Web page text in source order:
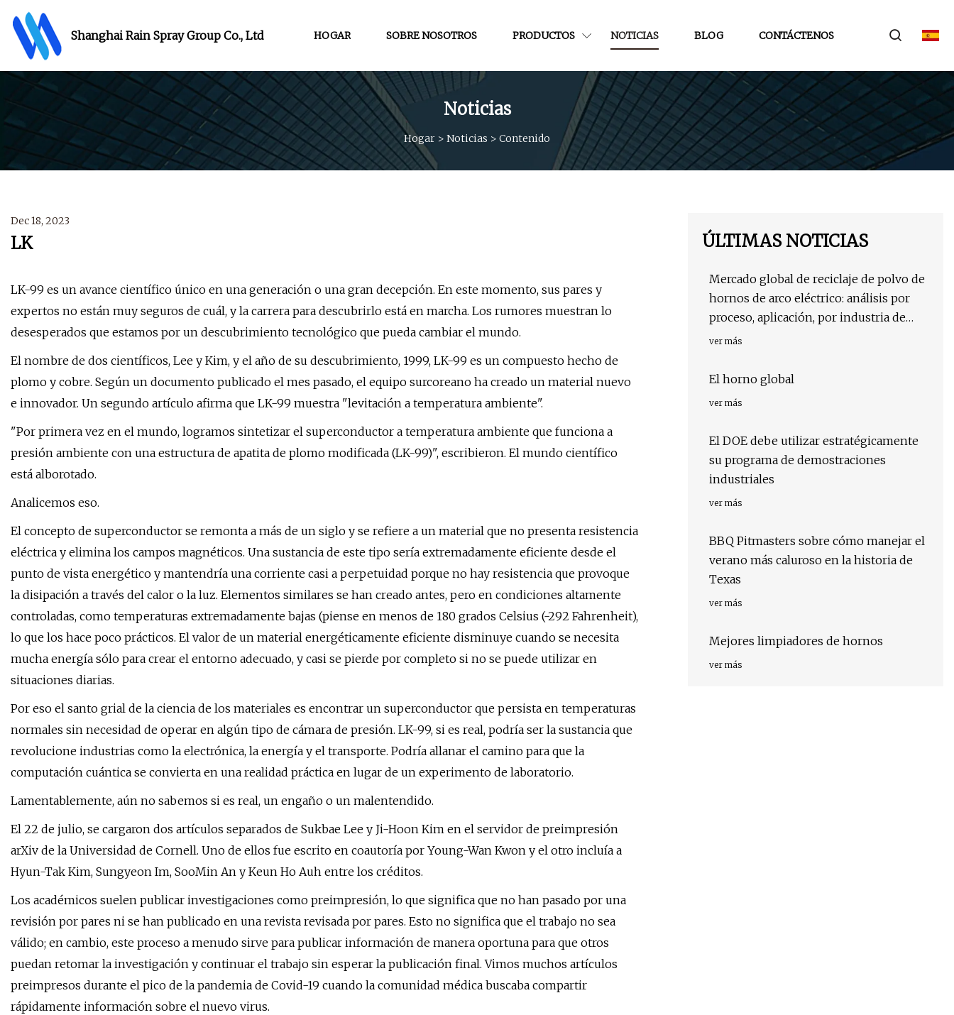
Shanghai Rain Spray Group Co., Ltd HOGAR SOBRE NOSOTROS PRODUCTOS NOTICIAS BLOG CONTÁCTENOS
Noticias
Hogar > Noticias > Contenido
Dec 18, 2023
LK
LK-99 es un avance científico único en una generación o una gran decepción. En este momento, sus pares y
expertos no están muy seguros de cuál, y la carrera para descubrirlo está en marcha. Los rumores muestran lo
desesperados que estamos por un descubrimiento tecnológico que pueda cambiar el mundo.
El nombre de dos científicos, Lee y Kim, y el año de su descubrimiento, 1999, LK-99 es un compuesto hecho de
plomo y cobre. Según un documento publicado el mes pasado, el equipo surcoreano ha creado un material nuevo
e innovador. Un segundo artículo afirma que LK-99 muestra "levitación a temperatura ambiente".
"Por primera vez en el mundo, logramos sintetizar el superconductor a temperatura ambiente que funciona a
presión ambiente con una estructura de apatita de plomo modificada (LK-99)", escribieron. El mundo científico
está alborotado.
Analicemos eso.
El concepto de superconductor se remonta a más de un siglo y se refiere a un material que no presenta resistencia
eléctrica y elimina los campos magnéticos. Una sustancia de este tipo sería extremadamente eficiente desde el
punto de vista energético y mantendría una corriente casi a perpetuidad porque no hay resistencia que provoque
la disipación a través del calor o la luz. Elementos similares se han creado antes, pero en condiciones altamente
controladas, como temperaturas extremadamente bajas (piense en menos de 180 grados Celsius (-292 Fahrenheit),
lo que los hace poco prácticos. El valor de un material energéticamente eficiente disminuye cuando se necesita
mucha energía sólo para crear el entorno adecuado, y casi se pierde por completo si no se puede utilizar en
situaciones diarias.
Por eso el santo grial de la ciencia de los materiales es encontrar un superconductor que persista en temperaturas
normales sin necesidad de operar en algún tipo de cámara de presión. LK-99, si es real, podría ser la sustancia que
revolucione industrias como la electrónica, la energía y el transporte. Podría allanar el camino para que la
computación cuántica se convierta en una realidad práctica en lugar de un experimento de laboratorio.
Lamentablemente, aún no sabemos si es real, un engaño o un malentendido.
El 22 de julio, se cargaron dos artículos separados de Sukbae Lee y Ji-Hoon Kim en el servidor de preimpresión
arXiv de la Universidad de Cornell. Uno de ellos fue escrito en coautoría por Young-Wan Kwon y el otro incluía a
Hyun-Tak Kim, Sungyeon Im, SooMin An y Keun Ho Auh entre los créditos.
Los académicos suelen publicar investigaciones como preimpresión, lo que significa que no han pasado por una
revisión por pares ni se han publicado en una revista revisada por pares. Esto no significa que el trabajo no sea
válido; en cambio, este proceso a menudo sirve para publicar información de manera oportuna para que otros
puedan retomar la investigación y continuar el trabajo sin esperar la publicación final. Vimos muchos artículos
preimpresos durante el pico de la pandemia de Covid-19 cuando la comunidad médica buscaba compartir
rápidamente información sobre el nuevo virus.
ÚLTIMAS NOTICIAS
Mercado global de reciclaje de polvo de
hornos de arco eléctrico: análisis por
proceso, aplicación, por industria de
usuario final, por región, por país:
para 2029
ver más
El horno global
ver más
El DOE debe utilizar estratégicamente
su programa de demostraciones
industriales
ver más
BBQ Pitmasters sobre cómo manejar el
verano más caluroso en la historia de
Texas
ver más
Mejores limpiadores de hornos
ver más